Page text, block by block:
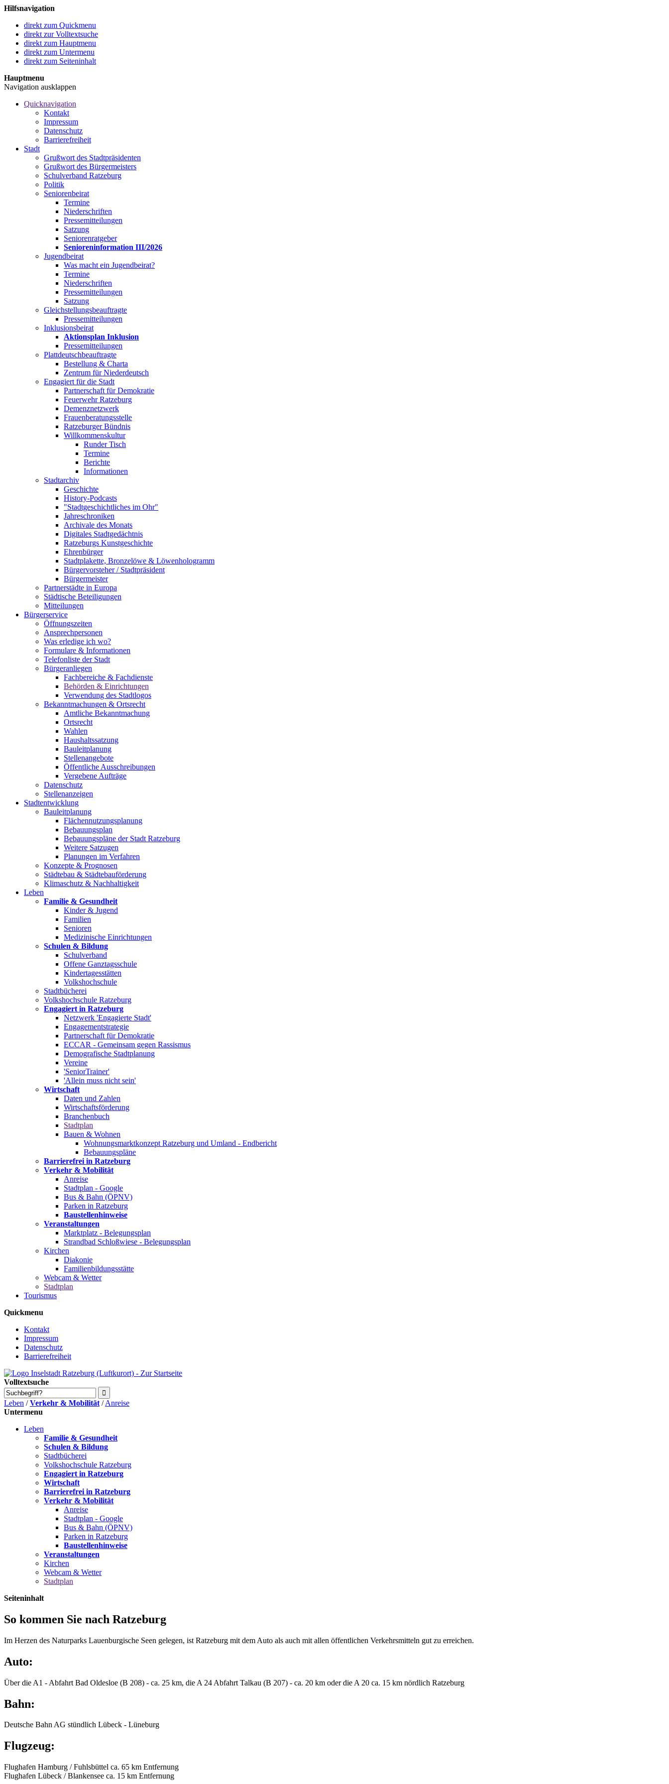
Hilfsnavigation
direkt zum Quickmenu
direkt zur Volltextsuche
direkt zum Hauptmenu
direkt zum Untermenu
direkt zum Seiteninhalt
Hauptmenu
Navigation ausklappen
Quicknavigation
Kontakt
Impressum
Datenschutz
Barrierefreiheit
Stadt
Grußwort des Stadtpräsidenten
Grußwort des Bürgermeisters
Schulverband Ratzeburg
Politik
Seniorenbeirat
Termine
Niederschriften
Pressemitteilungen
Satzung
Seniorenratgeber
Senioreninformation III/2026
Jugendbeirat
Was macht ein Jugendbeirat?
Termine
Niederschriften
Pressemitteilungen
Satzung
Gleichstellungsbeauftragte
Pressemitteilungen
Inklusionsbeirat
Aktionsplan Inklusion
Pressemitteilungen
Plattdeutschbeauftragte
Bestellung & Charta
Zentrum für Niederdeutsch
Engagiert für die Stadt
Partnerschaft für Demokratie
Feuerwehr Ratzeburg
Demenznetzwerk
Frauenberatungsstelle
Ratzeburger Bündnis
Willkommenskultur
Runder Tisch
Termine
Berichte
Informationen
Stadtarchiv
Geschichte
History-Podcasts
"Stadtgeschichtliches im Ohr"
Jahreschroniken
Archivale des Monats
Digitales Stadtgedächtnis
Ratzeburgs Kunstgeschichte
Ehrenbürger
Stadtplakette, Bronzelöwe & Löwenhologramm
Bürgervorsteher / Stadtpräsident
Bürgermeister
Partnerstädte in Europa
Städtische Beteiligungen
Mitteilungen
Bürgerservice
Öffnungszeiten
Ansprechpersonen
Was erledige ich wo?
Formulare & Informationen
Telefonliste der Stadt
Bürgeranliegen
Fachbereiche & Fachdienste
Behörden & Einrichtungen
Verwendung des Stadtlogos
Bekanntmachungen & Ortsrecht
Amtliche Bekanntmachung
Ortsrecht
Wahlen
Haushaltssatzung
Bauleitplanung
Stellenangebote
Öffentliche Ausschreibungen
Vergebene Aufträge
Datenschutz
Stellenanzeigen
Stadtentwicklung
Bauleitplanung
Flächennutzungsplanung
Bebauungsplan
Bebauungspläne der Stadt Ratzeburg
Weitere Satzugen
Planungen im Verfahren
Konzepte & Prognosen
Städtebau & Städtebauförderung
Klimaschutz & Nachhaltigkeit
Leben
Familie & Gesundheit
Kinder & Jugend
Familien
Senioren
Medizinische Einrichtungen
Schulen & Bildung
Schulverband
Offene Ganztagsschule
Kindertagesstätten
Volkshochschule
Stadtbücherei
Volkshochschule Ratzeburg
Engagiert in Ratzeburg
Netzwerk 'Engagierte Stadt'
Engagementstrategie
Partnerschaft für Demokratie
ECCAR - Gemeinsam gegen Rassismus
Demografische Stadtplanung
Vereine
'SeniorTrainer'
'Allein muss nicht sein'
Wirtschaft
Daten und Zahlen
Wirtschaftsförderung
Branchenbuch
Stadtplan
Bauen & Wohnen
Wohnungsmarktkonzept Ratzeburg und Umland - Endbericht
Bebauungspläne
Barrierefrei in Ratzeburg
Verkehr & Mobilität
Anreise
Stadtplan - Google
Bus & Bahn (ÖPNV)
Parken in Ratzeburg
Baustellenhinweise
Veranstaltungen
Marktplatz - Belegungsplan
Strandbad Schloßwiese - Belegungsplan
Kirchen
Diakonie
Familienbildungsstätte
Webcam & Wetter
Stadtplan
Tourismus
Quickmenu
Kontakt
Impressum
Datenschutz
Barrierefreiheit
Volltextsuche
Leben /Verkehr & Mobilität /Anreise
Untermenu
Leben
Familie & Gesundheit
Schulen & Bildung
Stadtbücherei
Volkshochschule Ratzeburg
Engagiert in Ratzeburg
Wirtschaft
Barrierefrei in Ratzeburg
Verkehr & Mobilität
Anreise
Stadtplan - Google
Bus & Bahn (ÖPNV)
Parken in Ratzeburg
Baustellenhinweise
Veranstaltungen
Kirchen
Webcam & Wetter
Stadtplan
Seiteninhalt
So kommen Sie nach Ratzeburg
Im Herzen des Naturparks Lauenburgische Seen gelegen, ist Ratzeburg mit dem Auto als auch mit allen öffentlichen Verkehrsmitteln gut zu erreichen.
Auto:
Über die A1 - Abfahrt Bad Oldesloe (B 208) - ca. 25 km, die A 24 Abfahrt Talkau (B 207) - ca. 20 km oder die A 20 ca. 15 km nördlich Ratzeburg
Bahn:
Deutsche Bahn AG stündlich Lübeck - Lüneburg
Flugzeug:
Flughafen Hamburg / Fuhlsbüttel ca. 65 km Entfernung
Flughafen Lübeck / Blankensee ca. 15 km Entfernung